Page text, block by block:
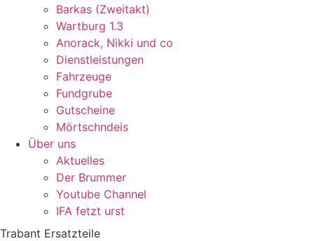
Barkas (Zweitakt)
Wartburg 1.3
Anorack, Nikki und co
Dienstleistungen
Fahrzeuge
Fundgrube
Gutscheine
Mörtschndeis
Über uns
Aktuelles
Der Brummer
Youtube Channel
IFA fetzt urst
Trabant Ersatzteile